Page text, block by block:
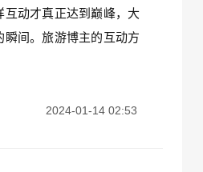
互动才真正达到巅峰，大
瞬间。旅游博主的互动方
2024-01-14 02:53